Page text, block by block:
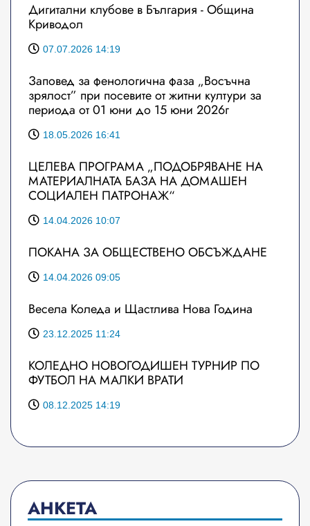
Дигитални клубове в България - Община
Криводол
07.07.2026 14:19
Заповед за фенологична фаза „Восъчна
зрялост” при посевите от житни култури за
периода от 01 юни до 15 юни 2026г
18.05.2026 16:41
ЦЕЛЕВА ПРОГРАМА „ПОДОБРЯВАНЕ НА
МАТЕРИАЛНАТА БАЗА НА ДОМАШЕН
СОЦИАЛЕН ПАТРОНАЖ“
14.04.2026 10:07
ПОКАНА ЗА ОБЩЕСТВЕНО ОБСЪЖДАНЕ
14.04.2026 09:05
Весела Коледа и Щастлива Нова Година
23.12.2025 11:24
КОЛЕДНО НОВОГОДИШЕН ТУРНИР ПО
ФУТБОЛ НА МАЛКИ ВРАТИ
08.12.2025 14:19
АНКЕТА